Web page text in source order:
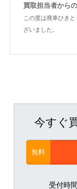
買取担当者から
この度は廃車ひき
ざいました。
今すぐ
無料
受付時